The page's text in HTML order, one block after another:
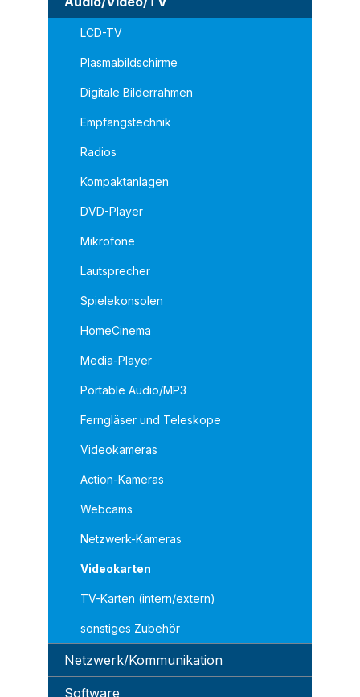
LCD-TV
Plasmabildschirme
Digitale Bilderrahmen
Empfangstechnik
Radios
Kompaktanlagen
DVD-Player
Mikrofone
Lautsprecher
Spielekonsolen
HomeCinema
Media-Player
Portable Audio/MP3
Ferngläser und Teleskope
Videokameras
Action-Kameras
Webcams
Netzwerk-Kameras
Videokarten
TV-Karten (intern/extern)
sonstiges Zubehör
Netzwerk/Kommunikation
Software